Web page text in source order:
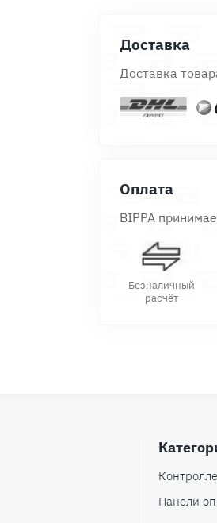
Доставка
Доставка
Оплата
BIPPA
Безналичный
расчёт
Панели